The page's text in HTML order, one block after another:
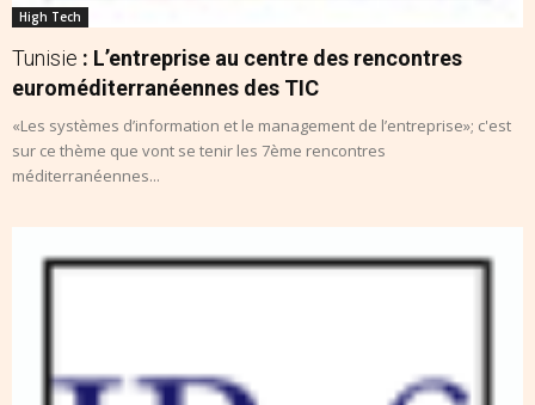
High Tech
Tunisie : L’entreprise au centre des rencontres
euroméditerranéennes des TIC
«Les systèmes d’information et le management de l’entreprise»; c'est
sur ce thème que vont se tenir les 7ème rencontres
méditerranéennes...